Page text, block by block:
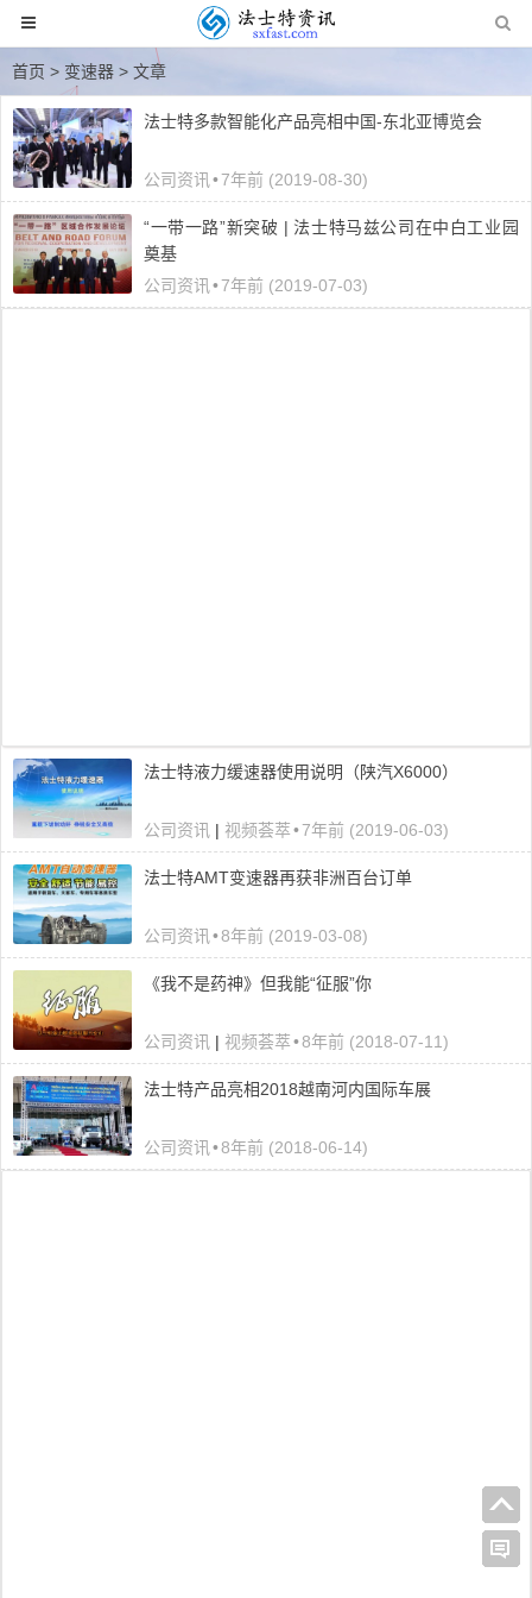
首页 > 变速器 > 文章
法士特多款智能化产品亮相中国-东北亚博览会
公司资讯 •7年前 (2019-08-30)
“一带一路”新突破 | 法士特马兹公司在中白工业园
奠基
公司资讯 •7年前 (2019-07-03)
法士特液力缓速器使用说明（陕汽X6000）
公司资讯 | 视频荟萃•7年前 (2019-06-03)
法士特AMT变速器再获非洲百台订单
公司资讯 •8年前 (2019-03-08)
《我不是药神》但我能“征服”你
公司资讯 | 视频荟萃•8年前 (2018-07-11)
法士特产品亮相2018越南河内国际车展
公司资讯 •8年前 (2018-06-14)